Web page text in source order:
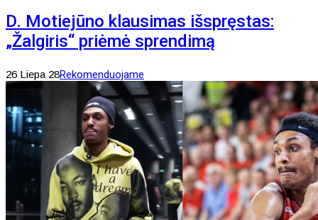
D. Motiejūno klausimas išspręstas:
„Žalgiris“ priėmė sprendimą
26 Liepa 28Rekomenduojame